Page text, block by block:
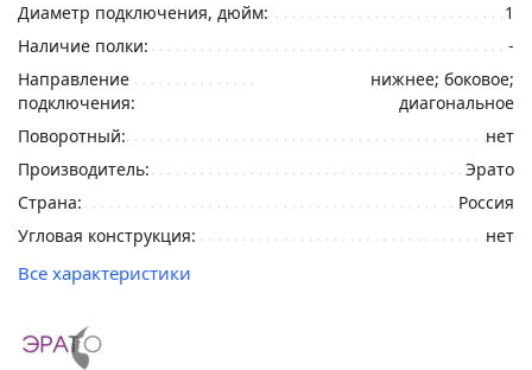
Диаметр подключения, дюйм:
1
Наличие полки:
-
Направление
подключения:
нижнее; боковое;
диагональное
Поворотный:
нет
Производитель:
Эрато
Страна:
Россия
Угловая конструкция:
нет
Все характеристики